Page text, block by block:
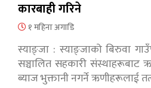
कारबाही गरिने
१ महिना अगाडि
स्याङ्जा : स्याङ्जाको बिरुवा
सञ्चालित सहकारी
ब्याज भुक्तानी नगर्ने ऋणीहरूलाई